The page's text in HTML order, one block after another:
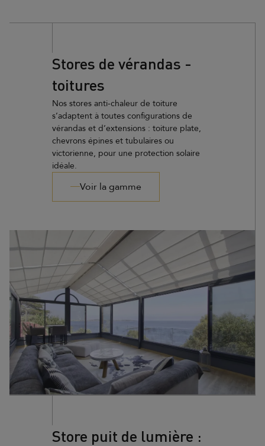
Stores de vérandas -
toitures
Nos stores anti-chaleur de toiture
s’adaptent à toutes configurations de
vérandas et d’extensions : toiture plate,
chevrons épines et tubulaires ou
victorienne, pour une protection solaire
idéale.
Voir la gamme
Store puit de lumière :